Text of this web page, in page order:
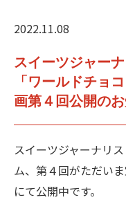
2022.11.08
スイーツジャー
「ワールドチョ
画第４回公開の
スイーツジャーナリ
ム、第４回がただい
にて公開中です。